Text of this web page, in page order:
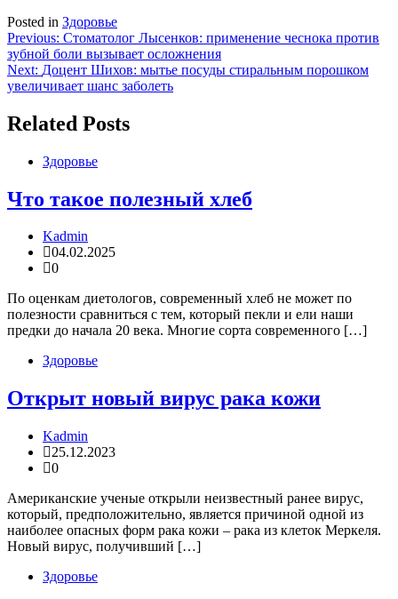
Posted in Здоровье
Навигация
по
записям
Previous: Стоматолог Лысенков: применение чеснока против
зубной боли вызывает осложнения
Next: Доцент Шихов: мытье посуды стиральным порошком
увеличивает шанс заболеть
Related Posts
Здоровье
Что такое полезный хлеб
Kadmin
04.02.2025
0
По оценкам диетологов, современный хлеб не может по
полезности сравниться с тем, который пекли и ели наши
предки до начала 20 века. Многие сорта современного […]
Здоровье
Открыт новый вирус рака кожи
Kadmin
25.12.2023
0
Американские ученые открыли неизвестный ранее вирус,
который, предположительно, является причиной одной из
наиболее опасных форм рака кожи – рака из клеток Меркеля.
Новый вирус, получивший […]
Здоровье